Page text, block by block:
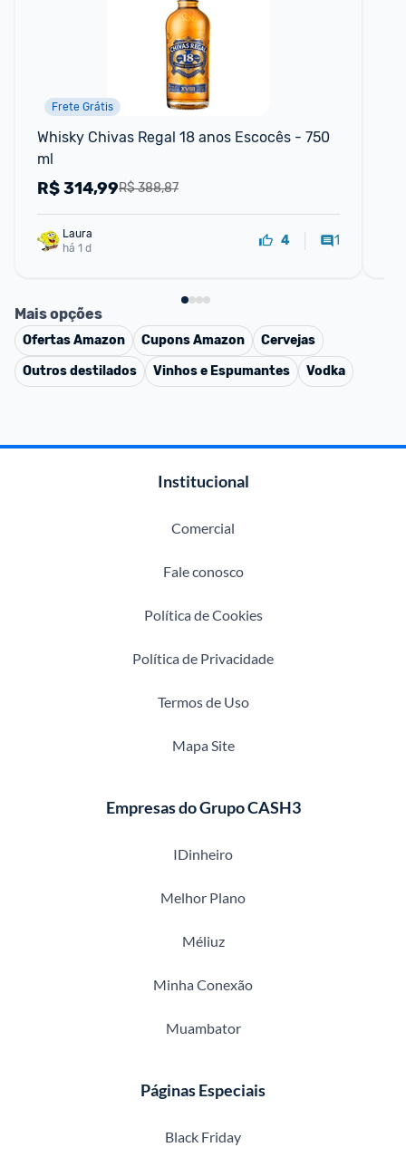
Frete Grátis
Whisky Chivas Regal 18 anos Escocês - 750
ml
R$ 388,87
R$314,99
Laura
há 1 d
4 1
Mais opções
OfertasAmazon CuponsAmazon
Cervejas
Outros destilados
Vinhos e Espumantes Vodka
Institucional
Comercial
Fale conosco
Política de Cookies
Política de Privacidade
Termos de Uso
Mapa Site
Empresas do Grupo CASH3
IDinheiro
Melhor Plano
Méliuz
Minha Conexão
Muambator
Páginas Especiais
Black Friday